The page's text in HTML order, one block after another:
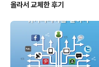
올라서 교체한 후기